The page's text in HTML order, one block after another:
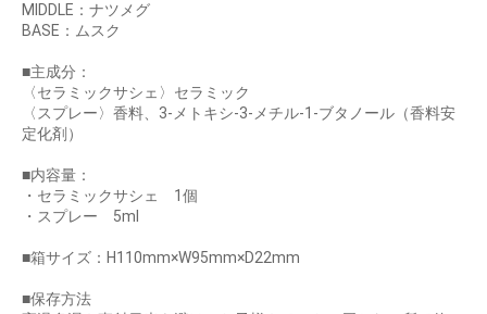
お買い物を続ける
MIDDLE：ナツメグ
BASE：ムスク
■主成分：
〈セラミックサシェ〉セラミック
〈スプレー〉香料、3-メトキシ-3-メチル-1-ブタノール（香料安
定化剤）
■内容量：
・セラミックサシェ 1個
・スプレー 5ml
■箱サイズ：H110mm×W95mm×D22mm
■保存方法